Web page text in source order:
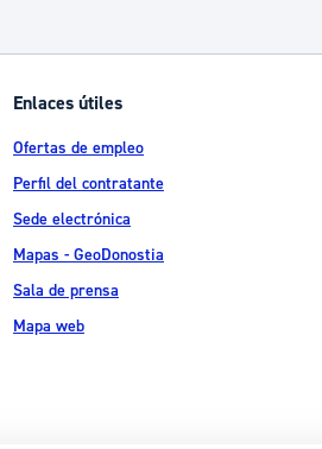
Enlaces útiles
Ofertas de empleo
Perfil del contratante
Sede electrónica
Mapas - GeoDonostia
Sala de prensa
Mapa web